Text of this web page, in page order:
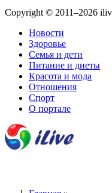
Copyright © 2011–2026
Новости
Здоровье
Семья и дети
Питание и диеты
Красота и мода
Отношения
Спорт
О портале